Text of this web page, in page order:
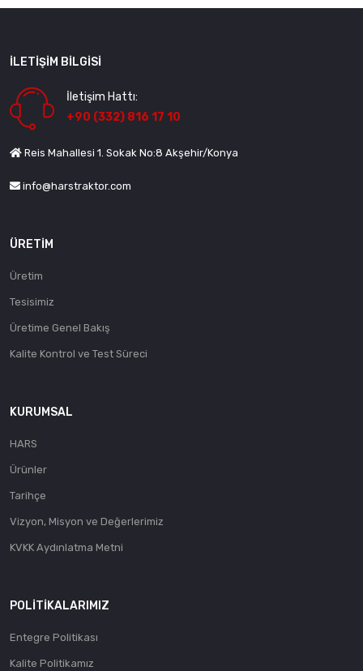
İLETIŞIM BILGISI
İletişim Hattı:
+90 (332) 816 17 10
Reis Mahallesi 1. Sokak No:8 Akşehir/Konya
info@harstraktor.com
ÜRETIM
Üretim
Tesisimiz
Üretime Genel Bakış
Kalite Kontrol ve Test Süreci
KURUMSAL
HARS
Ürünler
Tarihçe
Vizyon, Misyon ve Değerlerimiz
KVKK Aydınlatma Metni
POLITIKALARIMIZ
Entegre Politikası
Kalite Politikamız